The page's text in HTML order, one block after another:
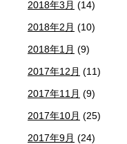
2018年3月 (14)
2018年2月 (10)
2018年1月 (9)
2017年12月 (11)
2017年11月 (9)
2017年10月 (25)
2017年9月 (24)